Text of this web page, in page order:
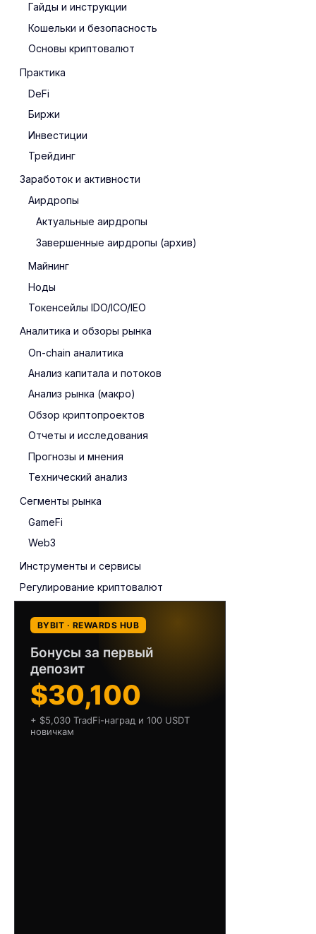
Гайды и инструкции
Кошельки и безопасность
Основы криптовалют
Практика
DeFi
Биржи
Инвестиции
Трейдинг
Заработок и активности
Аирдропы
Актуальные аирдропы
Завершенные аирдропы (архив)
Майнинг
Ноды
Токенсейлы IDO/ICO/IEO
Аналитика и обзоры рынка
On-chain аналитика
Анализ капитала и потоков
Анализ рынка (макро)
Обзор криптопроектов
Отчеты и исследования
Прогнозы и мнения
Технический анализ
Сегменты рынка
GameFi
Web3
Инструменты и сервисы
Регулирование криптовалют
BYBIT · REWARDS HUB
Бонусы за первый
депозит
$30,100
+ $5,030 TradFi-наград и 100 USDT
новичкам